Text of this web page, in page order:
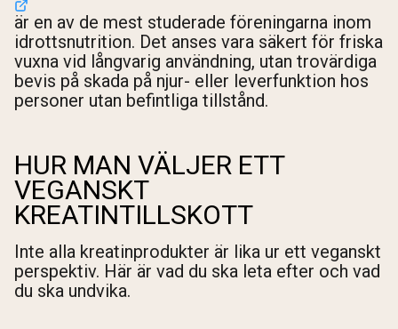
är en av de mest studerade föreningarna inom
idrottsnutrition. Det anses vara säkert för friska
vuxna vid långvarig användning, utan trovärdiga
bevis på skada på njur- eller leverfunktion hos
personer utan befintliga tillstånd.
HUR MAN VÄLJER ETT
VEGANSKT
KREATINTILLSKOTT
Inte alla kreatinprodukter är lika ur ett veganskt
perspektiv. Här är vad du ska leta efter och vad
du ska undvika.